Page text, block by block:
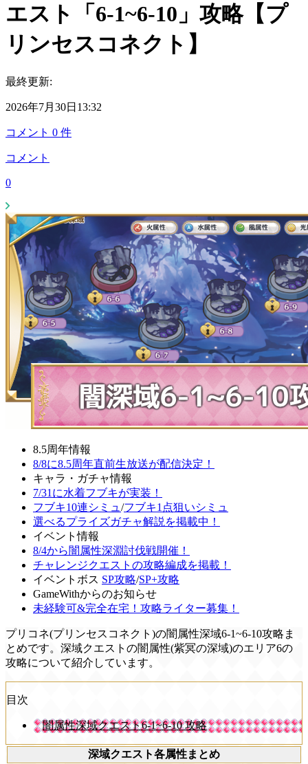
エスト「6-1~6-10」攻略【プ
リンセスコネクト】
最終更新:
2026年7月30日13:32
コメント 0 件
コメント
0
8.5周年情報
8/8に8.5周年直前生放送が配信決定！
キャラ・ガチャ情報
7/31に水着フブキが実装！
フブキ10連シミュ /フブキ1点狙いシミュ
選べるプライズガチャ解説を掲載中！
イベント情報
8/4から闇属性深淵討伐戦開催！
チャレンジクエストの攻略編成を掲載！
イベントボス SP攻略/SP+攻略
GameWithからのお知らせ
未経験可&完全在宅！攻略ライター募集！
プリコネ(プリンセスコネクト)の闇属性深域6-1~6-10攻略ま
とめです。深域クエストの闇属性(紫冥の深域)のエリア6の
攻略について紹介しています。
目次
闇属性深域クエスト6-1~6-10 攻略
深域クエスト各属性まとめ